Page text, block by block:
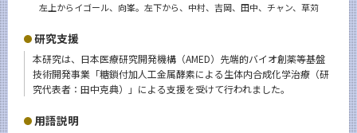
左上からイゴール、向峯。左下から、中村、吉岡、田中、チャン、草苅
研究支援
本研究は、日本医療研究開発機構（AMED）先端的バイオ創薬等基盤
技術開発事業「糖鎖付加人工金属酵素による生体内合成化学治療（研
究代表者：田中克典）」による支援を受けて行われました。
用語説明